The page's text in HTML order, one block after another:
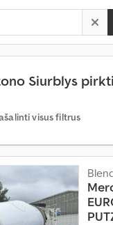
Siurblys
visus filtrus